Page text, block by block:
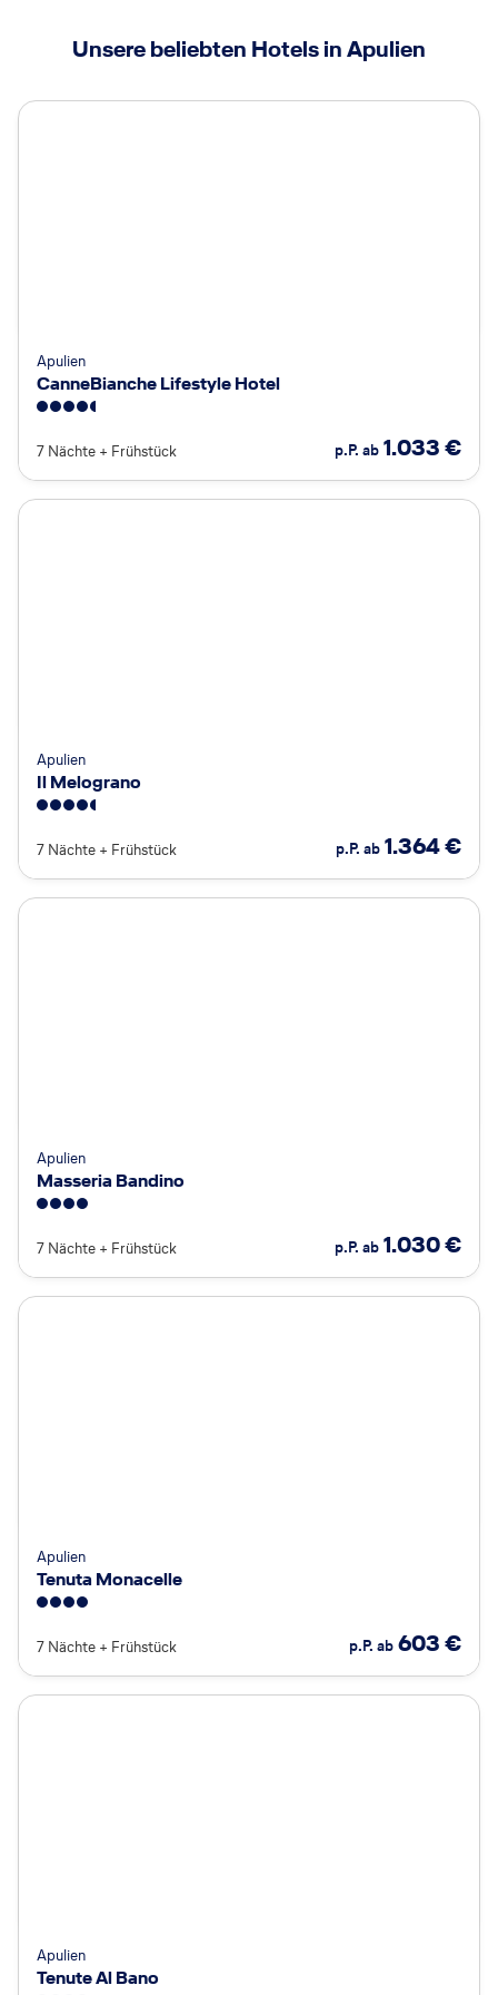
Unsere beliebten Hotels in Apulien
Apulien
CanneBianche Lifestyle Hotel
7 Nächte + Frühstück p.P. ab 1.033€
Apulien
Il Melograno
7 Nächte + Frühstück p.P. ab 1.364€
Apulien
Masseria Bandino
7 Nächte + Frühstück p.P. ab 1.030€
Apulien
Tenuta Monacelle
7 Nächte + Frühstück p.P. ab 603€
Apulien
Tenute Al Bano